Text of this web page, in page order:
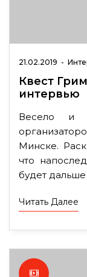
21.02.2019 -
Квест
интервью
Весело и
Минске.
что
будет дальше
Читать Далее